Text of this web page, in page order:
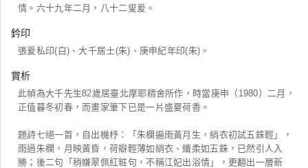
情。六十九年二月，八十二叟爰。
鈐印
張爰私印(白)、大千居士(朱)、庚申紀年印(朱)。
賞析
此幀為大千先生82歲居臺北摩耶精舍所作，時當庚申（1980）二月，
正值暮冬初春，而畫家筆下已是一片盛夏荷香。
題詩七絕一首，自出機杼：「朱欄遍雨黃月生，綃衣初試五銖輕」，
雨過朱欄，月映黃昏，荷瓣輕薄如綃衣、纖柔如五銖，已然引人入
勝；後二句「稍嫌翠佩紅粧句，不稱江妃出浴情」，更翻出一層新